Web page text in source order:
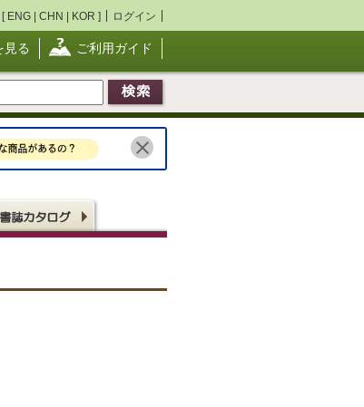
[ ENG | CHN | KOR ] ログイン
見る ご利用ガイド